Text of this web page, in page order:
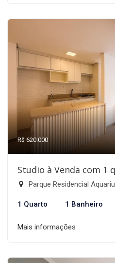
R$ 620.000
Studio à Venda com 1
Parque Residencial
1 Quarto 1 Banheiro
Mais informações